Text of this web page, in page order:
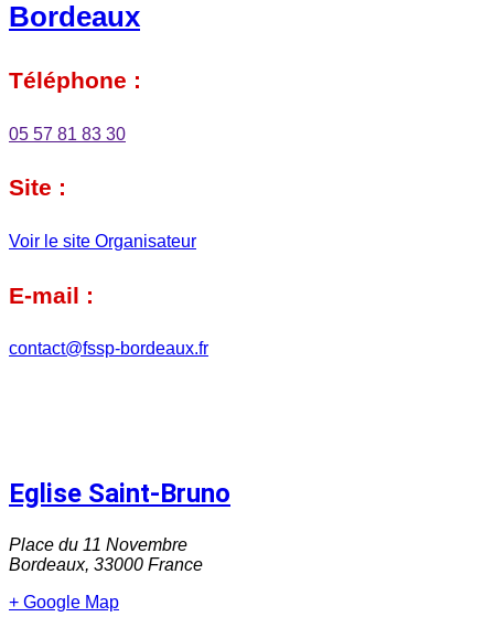
Bordeaux
Téléphone :
05 57 81 83 30
Site :
Voir le site Organisateur
E-mail :
contact@fssp-bordeaux.fr
Eglise Saint-Bruno
Place du 11 Novembre
Bordeaux, 33000 France
+ Google Map